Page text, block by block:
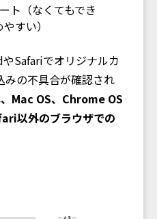
ト（なくてもでき
すい）
Safariでオリジナルカ
みの不具合が確認され
Mac OS、Chrome OS
以外のブラウザでの